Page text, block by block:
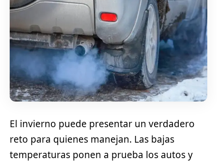
El invierno puede presentar un verdadero
reto para quienes manejan. Las bajas
temperaturas ponen a prueba los autos y